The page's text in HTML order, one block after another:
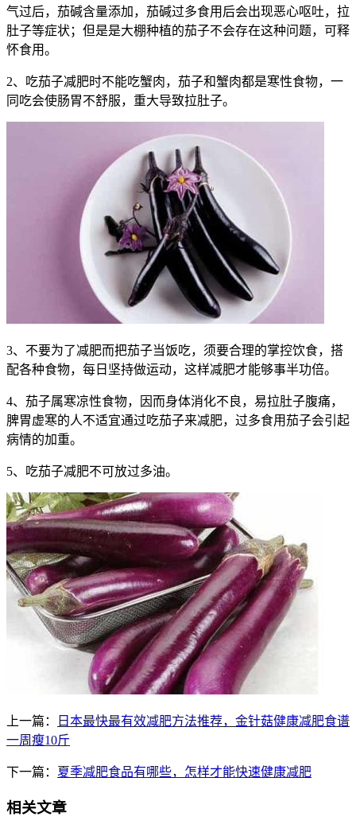
气过后，茄碱含量添加，茄碱过多食用后会出现恶心呕吐，拉
肚子等症状；但是是大棚种植的茄子不会存在这种问题，可释
怀食用。
2、吃茄子减肥时不能吃蟹肉，茄子和蟹肉都是寒性食物，一
同吃会使肠胃不舒服，重大导致拉肚子。
3、不要为了减肥而把茄子当饭吃，须要合理的掌控饮食，搭
配各种食物，每日坚持做运动，这样减肥才能够事半功倍。
4、茄子属寒凉性食物，因而身体消化不良，易拉肚子腹痛，
脾胃虚寒的人不适宜通过吃茄子来减肥，过多食用茄子会引起
病情的加重。
5、吃茄子减肥不可放过多油。
上一篇：
日本最快最有效减肥方法推荐，金针菇健康减肥食谱
一周瘦10斤
下一篇： 夏季减肥食品有哪些，怎样才能快速健康减肥
相关文章